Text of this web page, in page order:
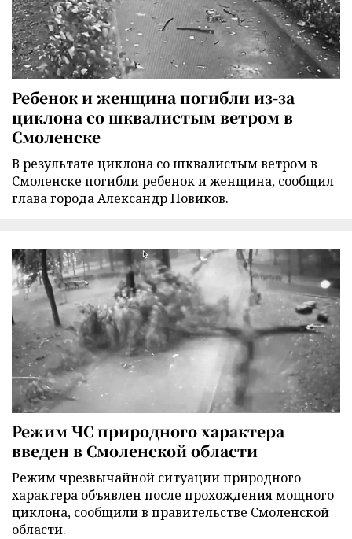
Ребенок и женщина погибли из-за
циклона со шквалистым ветром в
Смоленске
В результате циклона со шквалистым ветром в
Смоленске погибли ребенок и женщина, сообщил
глава города Александр Новиков.
Режим ЧС природного характера
введен в Смоленской области
Режим чрезвычайной ситуации природного
характера объявлен после прохождения мощного
циклона, сообщили в правительстве Смоленской
области.